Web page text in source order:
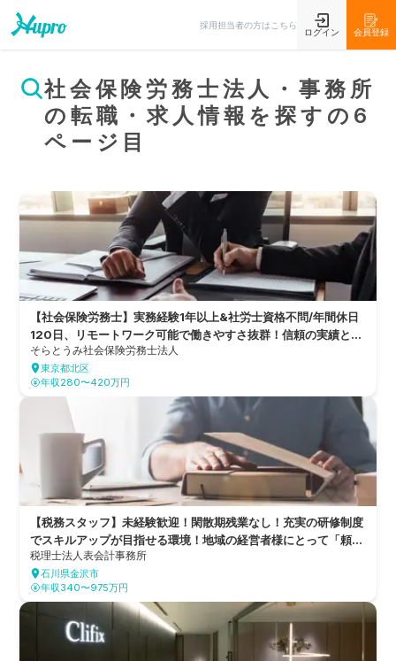
採用担当者の方はこちら
ログイン 会員登録
社会保険労務士法人・事務所
の転職・求人情報を探すの6
ページ目
【社会保険労務士】実務経験1年以上&社労士資格不問/年間休日
120日、リモートワーク可能で働きやすさ抜群！信頼の実績とき
め細やかな対応で会社と働く人々をサポートする社労士法人
そらとうみ社会保険労務士法人
東京都北区
年収280〜420万円
【税務スタッフ】未経験歓迎！閑散期残業なし！充実の研修制度
でスキルアップが目指せる環境！地域の経営者様にとって「頼れ
る」「相談できる」存在を目指す税理士法人
税理士法人表会計事務所
石川県金沢市
年収340〜975万円